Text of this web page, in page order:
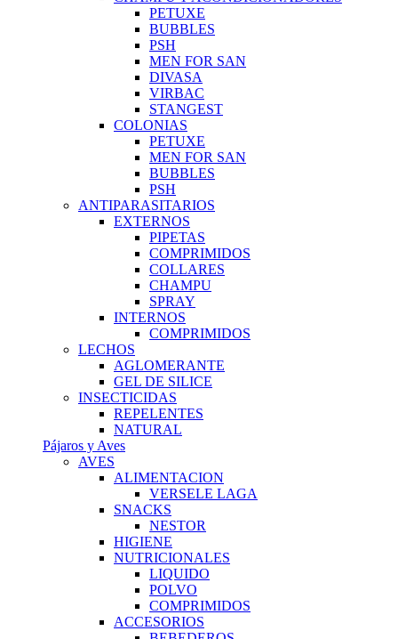
PETUXE
BUBBLES
PSH
MEN FOR SAN
DIVASA
VIRBAC
STANGEST
COLONIAS
PETUXE
MEN FOR SAN
BUBBLES
PSH
ANTIPARASITARIOS
EXTERNOS
PIPETAS
COMPRIMIDOS
COLLARES
CHAMPU
SPRAY
INTERNOS
COMPRIMIDOS
LECHOS
AGLOMERANTE
GEL DE SILICE
INSECTICIDAS
REPELENTES
NATURAL
Pájaros y Aves
AVES
ALIMENTACION
VERSELE LAGA
SNACKS
NESTOR
HIGIENE
NUTRICIONALES
LIQUIDO
POLVO
COMPRIMIDOS
ACCESORIOS